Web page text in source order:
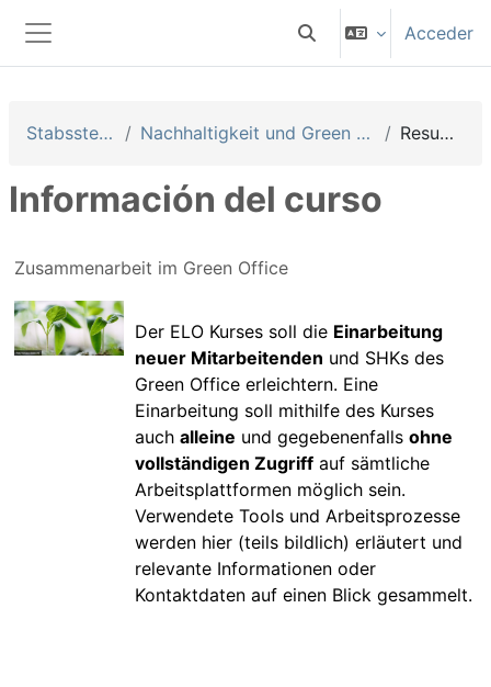
Panel lateral
Selector de búsqueda
Acceder
Stabsstellen Nachhaltigkeit und Green Office Resumen
Información del curso
Zusammenarbeit im Green Office
Der ELO Kurses soll die Einarbeitung
neuer Mitarbeitenden und SHKs des
Green Office erleichtern. Eine
Einarbeitung soll mithilfe des Kurses
auch alleine und gegebenenfalls ohne
vollständigen Zugriff auf sämtliche
Arbeitsplattformen möglich sein.
Verwendete Tools und Arbeitsprozesse
werden hier (teils bildlich) erläutert und
relevante Informationen oder
Kontaktdaten auf einen Blick gesammelt.